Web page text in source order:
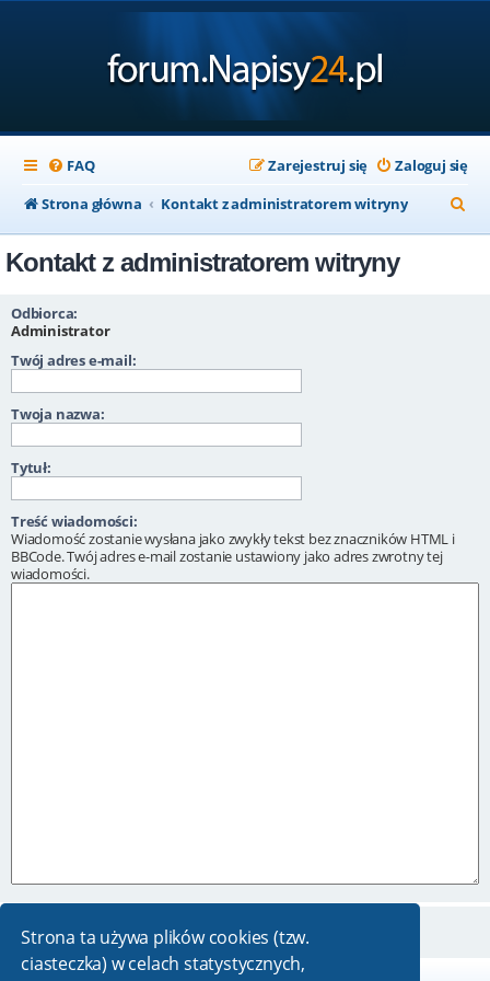
Strona ta używa plików cookies (tzw.
ciasteczka) w celach statystycznych,
FAQ Zaloguj się
Zarejestruj się
Strona główna
Kontakt z administratorem witryny
z
Kontakt z administratorem witryny
Odbiorca:
Administrator
Twój adres e-mail:
Twoja nazwa:
Tytuł:
Treść wiadomości:
Wiadomość zostanie wysłana jako zwykły tekst bez znaczników HTML i
BBCode. Twój adres e-mail zostanie ustawiony jako adres zwrotny tej
wiadomości.